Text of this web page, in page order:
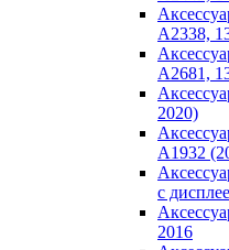
A2338,
A2681,
2020)
A1932
с
2016